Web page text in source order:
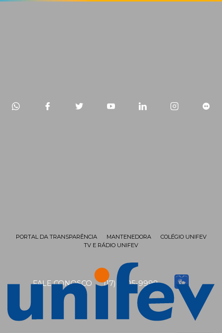
FALE CONOSCO (17) 3405-9999
PORTAL DA TRANSPARÊNCIA MANTENEDORA
COLÉGIO UNIFEV
TV E RÁDIO UNIFEV